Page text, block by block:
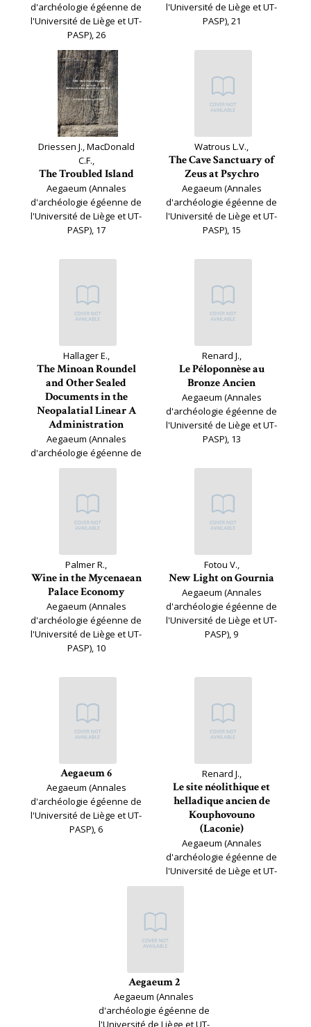
d'archéologie égéenne de
l'Université de Liège et UT-
PASP), 26
l'Université de Liège et UT-
PASP), 21
Driessen J., MacDonald
C.F.,
The Troubled Island
Aegaeum (Annales
d'archéologie égéenne de
l'Université de Liège et UT-
PASP), 17
Watrous L.V.,
The Cave Sanctuary of
Zeus at Psychro
Aegaeum (Annales
d'archéologie égéenne de
l'Université de Liège et UT-
PASP), 15
Hallager E.,
The Minoan Roundel
and Other Sealed
Documents in the
Neopalatial Linear A
Administration
Aegaeum (Annales
d'archéologie égéenne de
l'Université de Liège et UT-
Renard J.,
Le Péloponnèse au
Bronze Ancien
Aegaeum (Annales
d'archéologie égéenne de
l'Université de Liège et UT-
PASP), 13
Palmer R.,
Wine in the Mycenaean
Palace Economy
Aegaeum (Annales
d'archéologie égéenne de
l'Université de Liège et UT-
PASP), 10
Fotou V.,
New Light on Gournia
Aegaeum (Annales
d'archéologie égéenne de
l'Université de Liège et UT-
PASP), 9
Aegaeum 6
Aegaeum (Annales
d'archéologie égéenne de
l'Université de Liège et UT-
PASP), 6
Renard J.,
Le site néolithique et
helladique ancien de
Kouphovouno
(Laconie)
Aegaeum (Annales
d'archéologie égéenne de
l'Université de Liège et UT-
Aegaeum 2
Aegaeum (Annales
d'archéologie égéenne de
l'Université de Liège et UT-